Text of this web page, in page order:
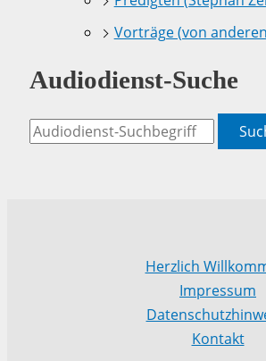
Vorträge (von
Audiodienst-Suche
Herzlich
Impressum
Kontakt